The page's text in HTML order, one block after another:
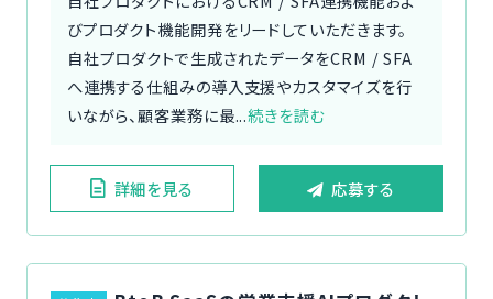
今すぐ無料で登録 ログイン
びプロダクト機能開発をリードしていただきます。
自社プロダクトで生成されたデータをCRM / SFA
へ連携する仕組みの導入支援やカスタマイズを行
いながら、顧客業務に最...続きを読む
詳細を見る 応募する